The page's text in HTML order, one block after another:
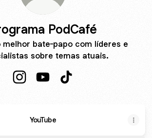
PodCafé
melhor bate-papo com líderes e
sobre temas atuais.
YouTube